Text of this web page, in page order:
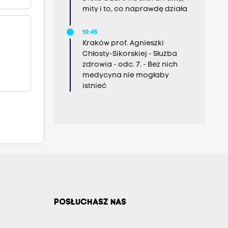
mity i to, co naprawdę działa
10:45
Kraków prof. Agnieszki
Chłosty-Sikorskiej - Służba
zdrowia - odc. 7. - Bez nich
medycyna nie mogłaby
istnieć
POSŁUCHASZ NAS